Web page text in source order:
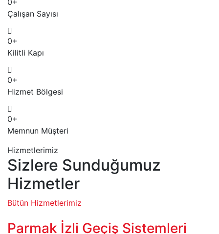
Çalışan Sayısı
0+
Kilitli Kapı
0+
Hizmet Bölgesi
0+
Memnun Müşteri
Hizmetlerimiz
Sizlere Sunduğumuz
Hizmetler
Bütün Hizmetlerimiz
Parmak İzli Geçiş Sistemleri